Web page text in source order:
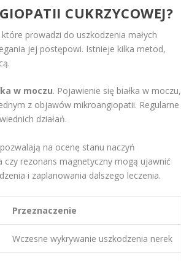
CUKRZYCOWEJ?
prowadzi do uszkodzenia małych
jej postępowi. Istnieje kilka metod,
w moczu. Pojawienie się białka w moczu,
z objawów mikroangiopatii. Regularne
działań.
na ocenę stanu naczyń
rezonans magnetyczny mogą ujawnić
i zaplanowania dalszego leczenia.
Przeznaczenie
Wczesne wykrywanie uszkodzenia nerek